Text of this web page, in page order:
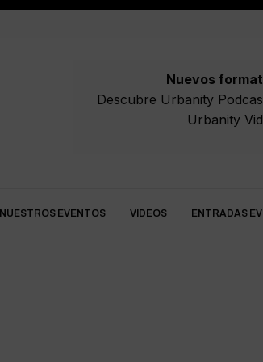
Nuevos
Descubre Urbanity
Urbanity
NUESTROS EVENTOS VIDEOS ENTRADAS